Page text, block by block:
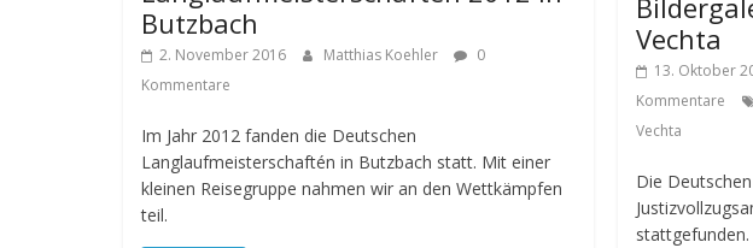
Butzbach
2. November 2016 Matthias Koehler
0
Kommentare
Im Jahr 2012 fanden die Deutschen
Langlaufmeisterschaftén in Butzbach statt. Mit einer
kleinen Reisegruppe nahmen wir an den Wettkämpfen
teil.
Vechta
13. Oktober
Kommentare
Vechta
Die